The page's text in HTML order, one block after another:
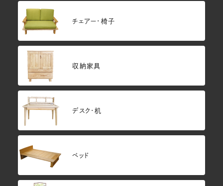
チェアー・椅子
収納家具
デスク・机
ベッド